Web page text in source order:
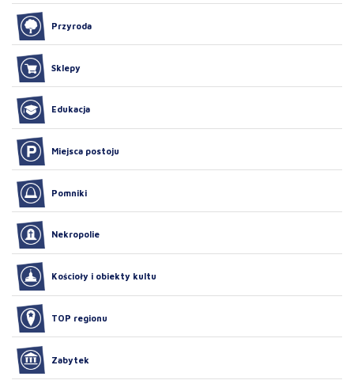
Przyroda
Sklepy
Edukacja
Miejsca postoju
Pomniki
Nekropolie
Kościoły i obiekty kultu
TOP regionu
Zabytek